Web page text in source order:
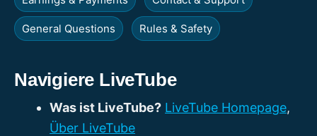
General Questions Rules & Safety
Navigiere LiveTube
Was ist LiveTube? LiveTube Homepage,
Über LiveTube